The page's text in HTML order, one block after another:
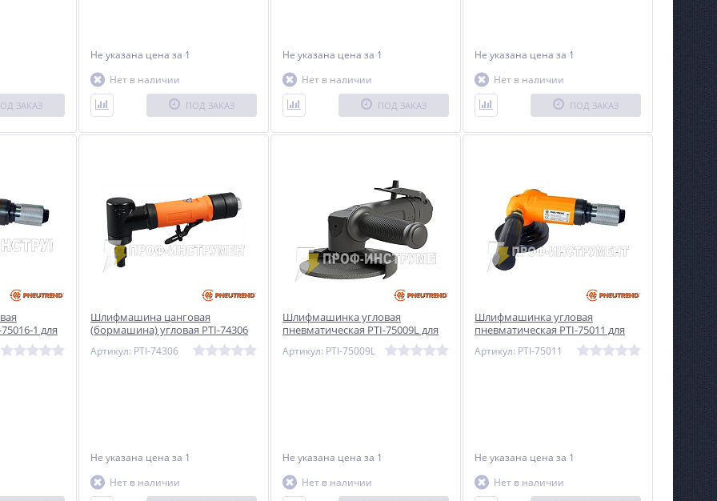
ЗАКАЗ
Не указана цена за 1
Нет в наличии
ПОД ЗАКАЗ
Не указана цена за 1
Нет в наличии
ПОД ЗАКАЗ
Не указана цена за 1
Нет в наличии
ПОД ЗАКАЗ
1 для
Шлифмашина цанговая
(бормашина) угловая PTI-74306
Артикул: PTI-74306
Не указана цена за 1
Нет в наличии
Шлифмашинка угловая
пневматическая PTI-75009L для
тяжелых условий эксплуатации
Артикул: PTI-75009L
Не указана цена за 1
Нет в наличии
Шлифмашинка угловая
пневматическая PTI-75011 для
тяжелых условий эксплуатации
Артикул: PTI-75011
Не указана цена за 1
Нет в наличии